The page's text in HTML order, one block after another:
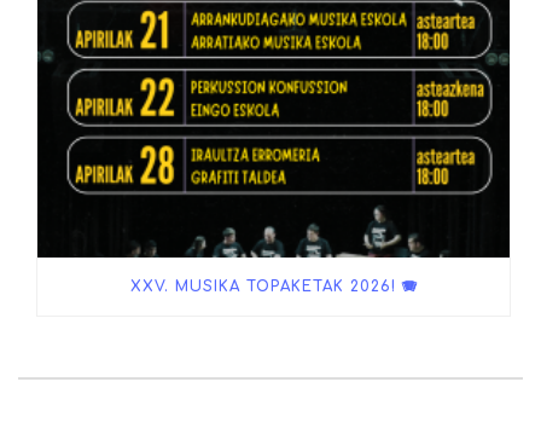
XXV. MUSIKA TOPAKETAK 2026! 🪗